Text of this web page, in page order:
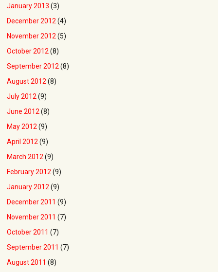
January 2013 (3)
December 2012 (4)
November 2012 (5)
October 2012 (8)
September 2012 (8)
August 2012 (8)
July 2012 (9)
June 2012 (8)
May 2012 (9)
April 2012 (9)
March 2012 (9)
February 2012 (9)
January 2012 (9)
December 2011 (9)
November 2011 (7)
October 2011 (7)
September 2011 (7)
August 2011 (8)